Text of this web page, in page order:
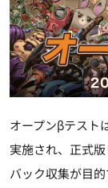
オープンβテスト
実施され、正式
バック収集が目